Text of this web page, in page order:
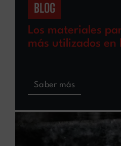
BLOG
Los materiales
más utilizados
Saber más